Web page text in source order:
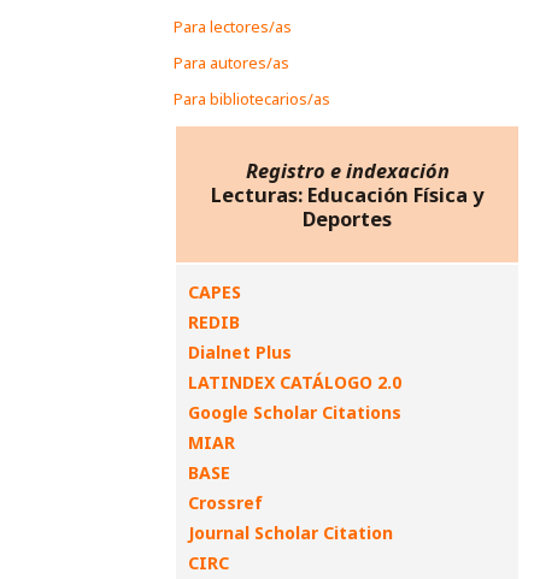
Para lectores/as
Para autores/as
Para bibliotecarios/as
Registro e indexación
Lecturas: Educación Física y
Deportes
CAPES
REDIB
Dialnet Plus
LATINDEX CATÁLOGO 2.0
Google Scholar Citations
MIAR
BASE
Crossref
Journal Scholar Citation
CIRC